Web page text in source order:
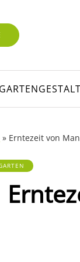
» Erntezeit von